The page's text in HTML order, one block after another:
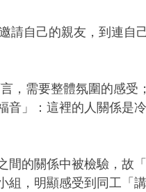
請自己的親友，到連自
，需要整體氛圍的感受
」：這裡的人關係是
間的關係中被檢驗，故
組，明顯感受到同工「